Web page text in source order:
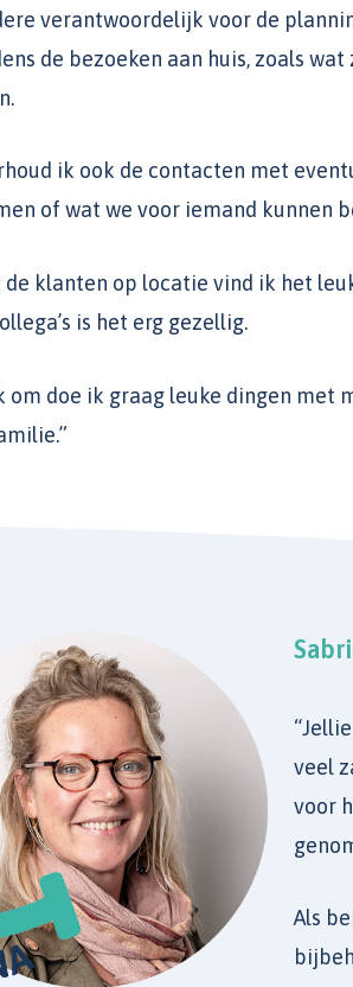
verantwoordelijk voor de
de bezoeken aan huis, zoals
ik ook de contacten met
of wat we voor iemand kunnen
klanten op locatie vind ik het
is het erg gezellig.
om doe ik graag leuke dingen met
veel
voor
Als